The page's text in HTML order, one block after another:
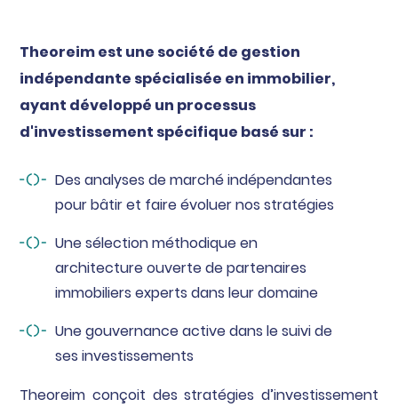
Theoreim est une société de gestion
indépendante spécialisée en immobilier,
ayant développé un processus
d'investissement spécifique basé sur :
Des analyses de marché indépendantes
pour bâtir et faire évoluer nos stratégies
Une sélection méthodique en
architecture ouverte de partenaires
immobiliers experts dans leur domaine
Une gouvernance active dans le suivi de
ses investissements
Theoreim conçoit des stratégies d’investissement